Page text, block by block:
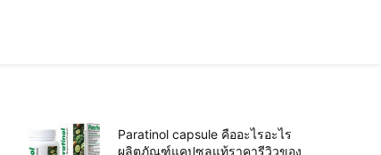
Paratinol capsule คืออะไรอะไร
ผลิตภัณฑ์แคปซูลแท้ราคารีวิวของ